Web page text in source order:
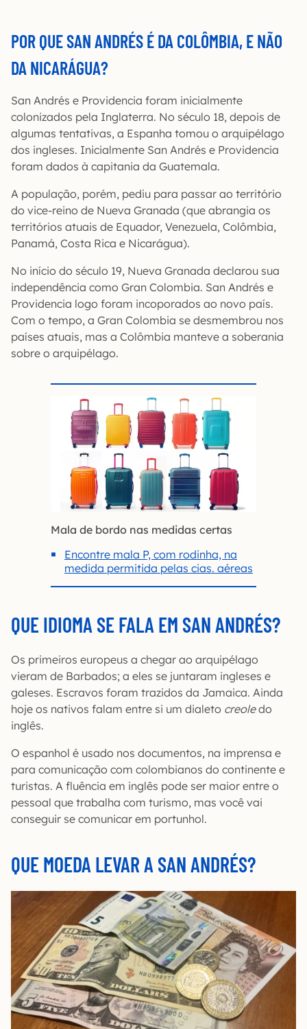
POR QUE SAN ANDRÉS É DA COLÔMBIA, E NÃO
DA NICARÁGUA?
San Andrés e Providencia foram inicialmente
colonizados pela Inglaterra. No século 18, depois de
algumas tentativas, a Espanha tomou o arquipélago
dos ingleses. Inicialmente San Andrés e Providencia
foram dados à capitania da Guatemala.
A população, porém, pediu para passar ao território
do vice-reino de Nueva Granada (que abrangia os
territórios atuais de Equador, Venezuela, Colômbia,
Panamá, Costa Rica e Nicarágua).
No início do século 19, Nueva Granada declarou sua
independência como Gran Colombia. San Andrés e
Providencia logo foram incoporados ao novo país.
Com o tempo, a Gran Colombia se desmembrou nos
países atuais, mas a Colômbia manteve a soberania
sobre o arquipélago.
Mala de bordo nas medidas certas
Encontre mala P, com rodinha, na
medida permitida pelas cias. aéreas
QUE IDIOMA SE FALA EM SAN ANDRÉS?
Os primeiros europeus a chegar ao arquipélago
vieram de Barbados; a eles se juntaram ingleses e
galeses. Escravos foram trazidos da Jamaica. Ainda
hoje os nativos falam entre si um dialeto creoledo
inglês.
O espanhol é usado nos documentos, na imprensa e
para comunicação com colombianos do continente e
turistas. A fluência em inglês pode ser maior entre o
pessoal que trabalha com turismo, mas você vai
conseguir se comunicar em portunhol.
QUE MOEDA LEVAR A SAN ANDRÉS?